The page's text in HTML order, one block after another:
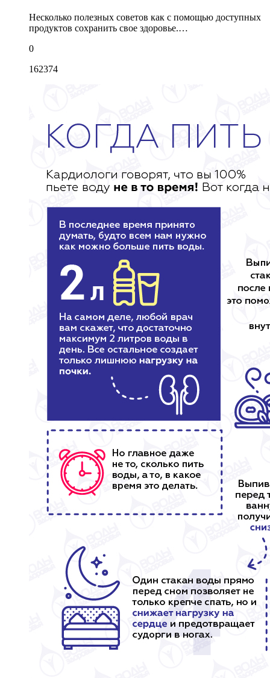
Несколько полезных советов как с помощью доступных
продуктов сохранить свое здоровье.…
0
162374